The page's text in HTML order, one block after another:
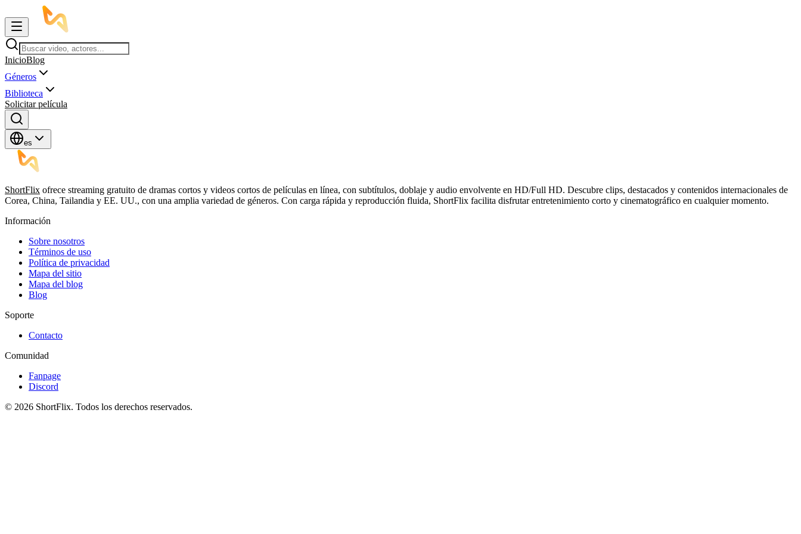
InicioBlog
Géneros
Biblioteca
Solicitar película
es
ShortFlix ofrece streaming gratuito de dramas cortos y videos cortos de películas en línea, con subtítulos, doblaje y audio envolvente en HD/Full HD. Descubre clips, destacados y contenidos internacionales de
Corea, China, Tailandia y EE. UU., con una amplia variedad de géneros. Con carga rápida y reproducción fluida, ShortFlix facilita disfrutar entretenimiento corto y cinematográfico en cualquier momento.
Información
Sobre nosotros
Términos de uso
Política de privacidad
Mapa del sitio
Mapa del blog
Blog
Soporte
Contacto
Comunidad
Fanpage
Discord
© 2026 ShortFlix. Todos los derechos reservados.